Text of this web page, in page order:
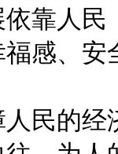
靠人
感、安
的经济